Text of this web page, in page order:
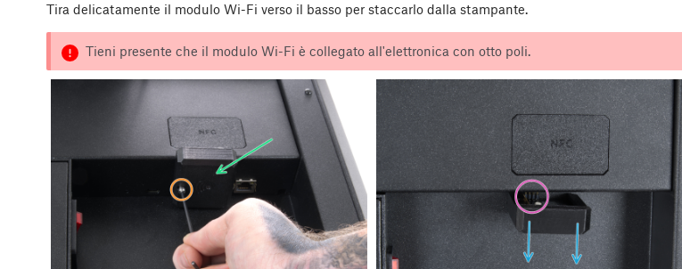
Tira delicatamente il modulo Wi-Fi verso il basso per staccarlo dalla stampante.
Tieni presente che il modulo Wi-Fi è collegato all'elettronica con otto poli.